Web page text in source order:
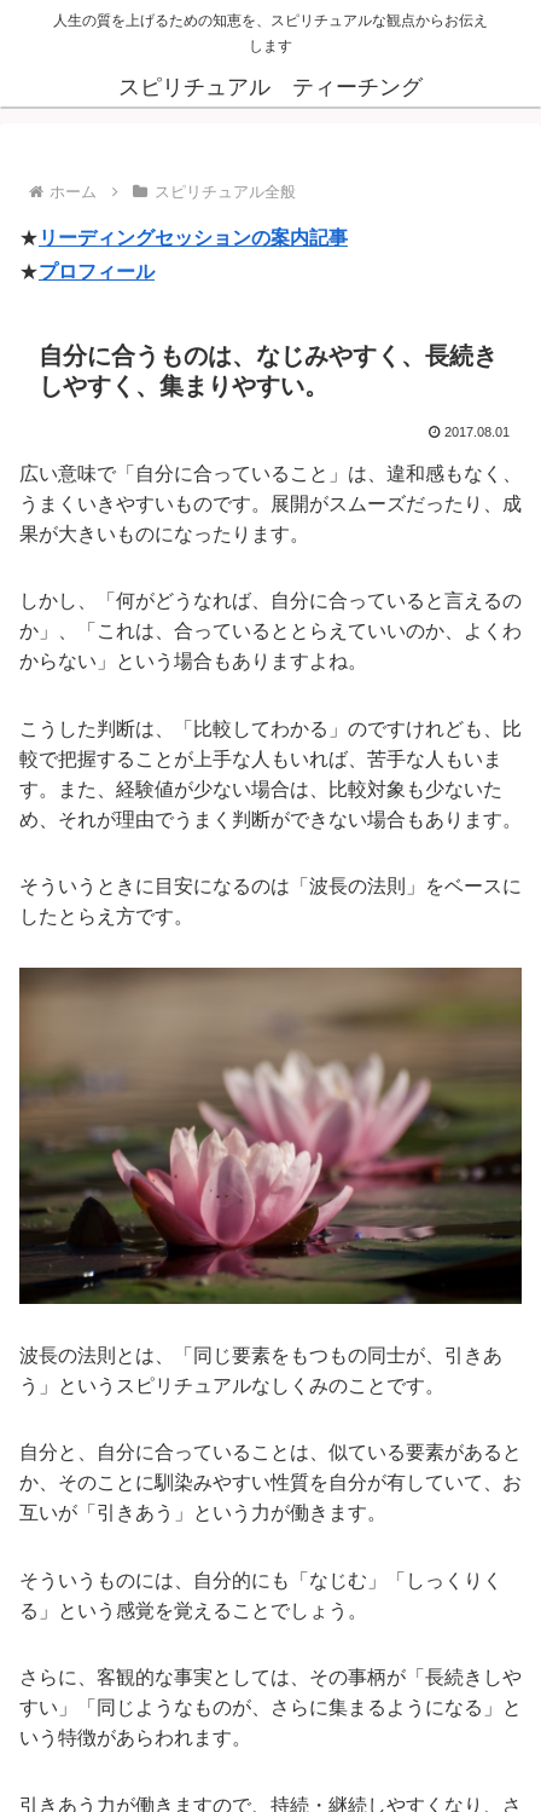
人生の質を上げるための知恵を、スピリチュアルな観点からお伝え
します
スピリチュアル ティーチング
ホーム スピリチュアル全般
★ リーディングセッションの案内記事
★プロフィール
自分に合うものは、なじみやすく、長続き
しやすく、集まりやすい。
2017.08.01
広い意味で「自分に合っていること」は、違和感もなく、
うまくいきやすいものです。展開がスムーズだったり、成
果が大きいものになったります。
しかし、「何がどうなれば、自分に合っていると言えるの
か」、「これは、合っているととらえていいのか、よくわ
からない」という場合もありますよね。
こうした判断は、「比較してわかる」のですけれども、比
較で把握することが上手な人もいれば、苦手な人もいま
す。また、経験値が少ない場合は、比較対象も少ないた
め、それが理由でうまく判断ができない場合もあります。
そういうときに目安になるのは「波長の法則」をベースに
したとらえ方です。
波長の法則とは、「同じ要素をもつもの同士が、引きあ
う」というスピリチュアルなしくみのことです。
自分と、自分に合っていることは、似ている要素があると
か、そのことに馴染みやすい性質を自分が有していて、お
互いが「引きあう」という力が働きます。
そういうものには、自分的にも「なじむ」「しっくりく
る」という感覚を覚えることでしょう。
さらに、客観的な事実としては、その事柄が「長続きしや
すい」「同じようなものが、さらに集まるようになる」と
いう特徴があらわれます。
引きあう力が働きますので、持続・継続しやすくなり、さ